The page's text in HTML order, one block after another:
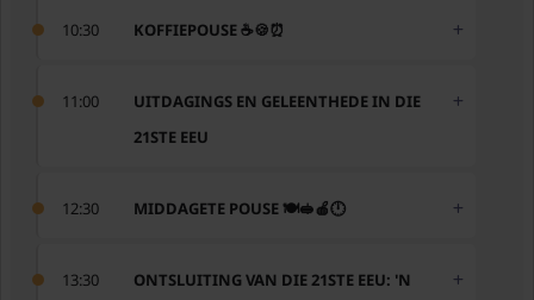
10:30 KOFFIEPOUSE ☕️🍪⏰
11:00
UITDAGINGS EN GELEENTHEDE IN DIE
21STE EEU
12:30 MIDDAGETE POUSE 🍽️🥪🍎🕛
13:30
ONTSLUITING VAN DIE 21STE EEU: 'N